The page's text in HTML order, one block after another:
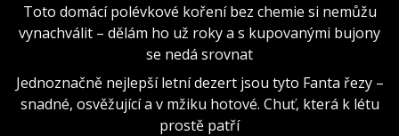
Toto domácí polévkové koření bez chemie si nemůžu
vynachválit – dělám ho už roky a s kupovanými bujony
se nedá srovnat
Jednoznačně nejlepší letní dezert jsou tyto Fanta řezy –
snadné, osvěžující a v mžiku hotové. Chuť, která k létu
prostě patří